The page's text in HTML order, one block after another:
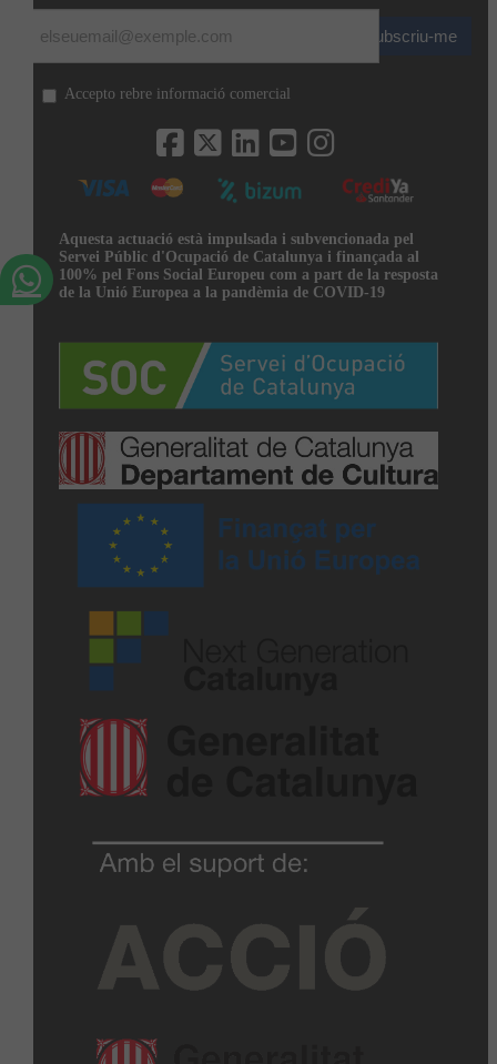
Subscriu-me
Accepto rebre informació comercial
Aquesta actuació està impulsada i subvencionada pel
Servei Públic d'Ocupació de Catalunya i finançada al
100% pel Fons Social Europeu com a part de la resposta
de la Unió Europea a la pandèmia de COVID-19